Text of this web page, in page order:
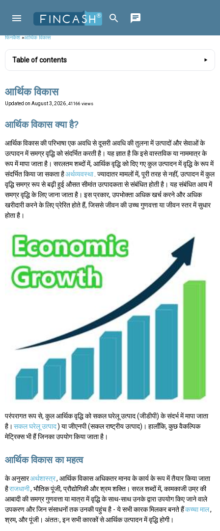
फिनकैश»आर्थिक विकास
Table of contents
आर्थिक विकास
Updated on August 3, 2026 , 41166 views
आर्थिक विकास क्या है?
आर्थिक विकास की परिभाषा एक अवधि से दूसरी अवधि की तुलना में उत्पादों और सेवाओं के
उत्पादन में समग्र वृद्धि को संदर्भित करती है। यह ज्ञात है कि इसे वास्तविक या नाममात्र के
रूप में मापा जाता है। सरलतम शब्दों में, आर्थिक वृद्धि को दिए गए कुल उत्पादन में वृद्धि के रूप में
संदर्भित किया जा सकता हैअर्थव्यवस्था . ज्यादातर मामलों में, पूरी तरह से नहीं, उत्पादन में कुल
वृद्धि समग्र रूप से बढ़ी हुई औसत सीमांत उत्पादकता से संबंधित होती है। यह संबंधित आय में
समग्र वृद्धि के लिए जाना जाता है। इस प्रकार, उपभोक्ता अधिक खर्च करने और अधिक
खरीदारी करने के लिए प्रेरित होते हैं, जिससे जीवन की उच्च गुणवत्ता या जीवन स्तर में सुधार
होता है।
परंपरागत रूप से, कुल आर्थिक वृद्धि को सकल घरेलू उत्पाद (जीडीपी) के संदर्भ में मापा जाता
है। सकल घरेलू उत्पाद) या जीएनपी (सकल राष्ट्रीय उत्पाद)। हालाँकि, कुछ वैकल्पिक
मेट्रिक्स भी हैं जिनका उपयोग किया जाता है।
आर्थिक विकास का महत्व
के अनुसारअर्थशास्त्र, आर्थिक विकास अधिकतर मानव के कार्य के रूप में तैयार किया जाता
हैराजधानी, भौतिक पूंजी, प्रौद्योगिकी और श्रम शक्ति। सरल शब्दों में, कामकाजी उम्र की
आबादी की समग्र गुणवत्ता या मात्रा में वृद्धि के साथ-साथ उनके द्वारा उपयोग किए जाने वाले
उपकरण और जिन संसाधनों तक उनकी पहुंच है - ये सभी कारक मिलकर बनते हैंकच्चा माल,
श्रम, और पूंजी। अंततः, इन सभी कारकों से आर्थिक उत्पादन में वृद्धि होगी।